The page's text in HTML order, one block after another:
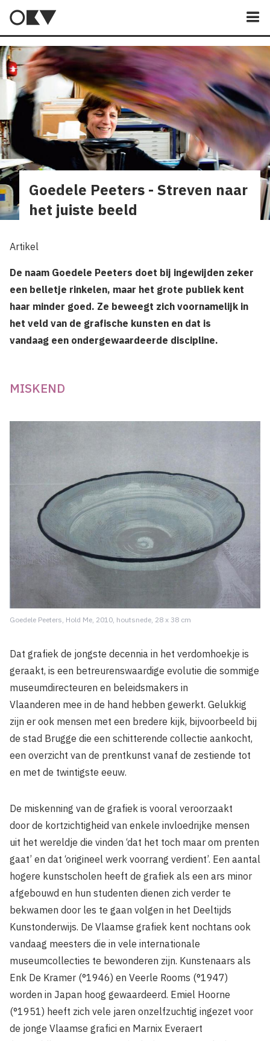
Goedele Peeters - Streven naar
het juiste beeld
Artikel
De naam Goedele Peeters doet bij ingewijden zeker
een belletje rinkelen, maar het grote publiek kent
haar minder goed. Ze beweegt zich voornamelijk in
het veld van de grafische kunsten en dat is
vandaag een ondergewaardeerde discipline.
MISKEND
Goedele Peeters, Hold Me, 2010, houtsnede, 28 x 38 cm
Dat grafiek de jongste decennia in het verdomhoekje is
geraakt, is een betreurenswaardige evolutie die sommige
museumdirecteuren en beleidsmakers in
Vlaanderen mee in de hand hebben gewerkt. Gelukkig
zijn er ook mensen met een bredere kijk, bijvoorbeeld bij
de stad Brugge die een schitterende collectie aankocht,
een overzicht van de prentkunst vanaf de zestiende tot
en met de twintigste eeuw.
De miskenning van de grafiek is vooral veroorzaakt
door de kortzichtigheid van enkele invloedrijke mensen
uit het wereldje die vinden ‘dat het toch maar om prenten
gaat’ en dat ‘origineel werk voorrang verdient’. Een aantal
hogere kunstscholen heeft de grafiek als een ars minor
afgebouwd en hun studenten dienen zich verder te
bekwamen door les te gaan volgen in het Deeltijds
Kunstonderwijs. De Vlaamse grafiek kent nochtans ook
vandaag meesters die in vele internationale
museumcollecties te bewonderen zijn. Kunstenaars als
Enk De Kramer (°1946) en Veerle Rooms (°1947)
worden in Japan hoog gewaardeerd. Emiel Hoorne
(°1951) heeft zich vele jaren onzelfzuchtig ingezet voor
de jonge Vlaamse grafici en Marnix Everaert